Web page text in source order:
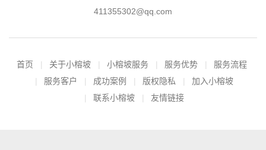
411355302@qq.com
首页 关于小榕坡 小榕坡服务 服务优势
服务流程
服务客户
成功案例 版权隐私
加入小榕坡
联系小榕坡
友情链接